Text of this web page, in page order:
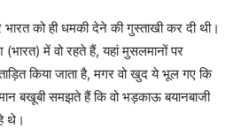
को ही धमकी देने की गुस्ताखी कर दी थी।
में वो रहते हैं, यहां मुसलमानों पर
किया जाता है, मगर वो खुद ये भूल गए कि
बखूबी समझते हैं कि वो भड़काऊ बयानबाजी
थे।